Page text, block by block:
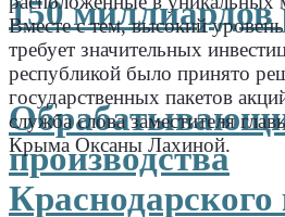
150 миллиардов
производства
Краснодарского
Вместе с тем, высокий
требует значительных
республикой было принято
государственных пакетов
служба слова заместителя
Крыма Оксаны Лахиной.
.
.